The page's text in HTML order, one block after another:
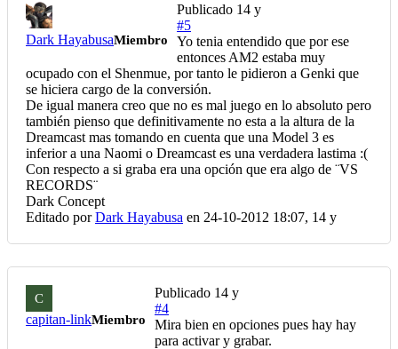
Dark HayabusaMiembro
Publicado 14 y
#5
Yo tenia entendido que por ese
entonces AM2 estaba muy
ocupado con el Shenmue, por tanto le pidieron a Genki que
se hiciera cargo de la conversión.
De igual manera creo que no es mal juego en lo absoluto pero
también pienso que definitivamente no esta a la altura de la
Dreamcast mas tomando en cuenta que una Model 3 es
inferior a una Naomi o Dreamcast es una verdadera lastima :(
Con respecto a si graba era una opción que era algo de ¨VS
RECORDS¨
Dark Concept
Editado porDark Hayabusa en 24-10-2012 18:07, 14 y
C
capitan-linkMiembro
Publicado 14 y
#4
Mira bien en opciones pues hay hay
para activar y grabar.